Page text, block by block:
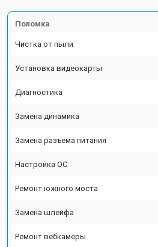
Поломка
Чистка от пыли
Установка видеокарты
Диагностика
Замена динамика
Замена разъема питания
Настройка ОС
Ремонт южного моста
Замена шлейфа
Ремонт вебкамеры